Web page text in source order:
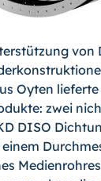
von
Oyten lieferte
zwei
DISO